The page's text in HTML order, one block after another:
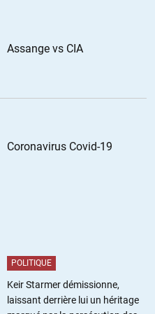
Assange vs CIA
Coronavirus Covid-19
POLITIQUE
Keir Starmer démissionne,
laissant derrière lui un héritage